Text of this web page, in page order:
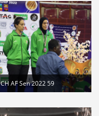
CH AF Sen 2022 59